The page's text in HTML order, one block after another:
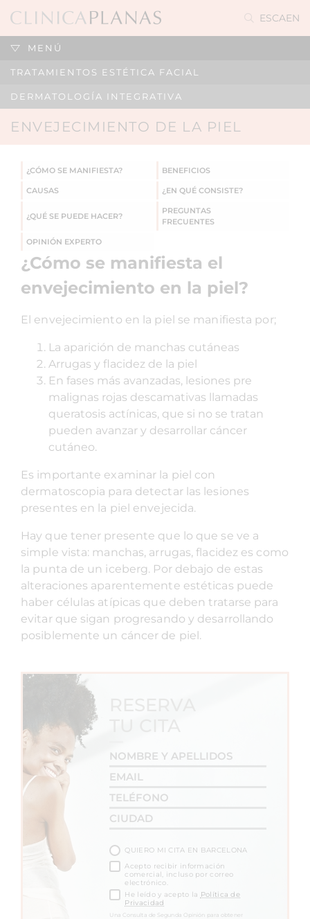
ESCAEN
MENÚ
TRATAMIENTOS ESTÉTICA FACIAL
DERMATOLOGÍA INTEGRATIVA
ENVEJECIMIENTO DE LA PIEL
¿CÓMO SE MANIFIESTA? BENEFICIOS
CAUSAS ¿EN QUÉ CONSISTE?
¿QUÉ SE PUEDE HACER?
PREGUNTAS
FRECUENTES
OPINIÓN EXPERTO
¿Cómo se manifiesta el
envejecimiento en la piel?
El envejecimiento en la piel se manifiesta por;
La aparición de manchas cutáneas
Arrugas y flacidez de la piel
En fases más avanzadas, lesiones pre
malignas rojas descamativas llamadas
queratosis actínicas, que si no se tratan
pueden avanzar y desarrollar cáncer
cutáneo.
Es importante examinar la piel con
dermatoscopia para detectar las lesiones
presentes en la piel envejecida.
Hay que tener presente que lo que se ve a
simple vista: manchas, arrugas, flacidez es como
la punta de un iceberg. Por debajo de estas
alteraciones aparentemente estéticas puede
haber células atípicas que deben tratarse para
evitar que sigan progresando y desarrollando
posiblemente un cáncer de piel.
QUIERO MI CITA EN BARCELONA
Acepto recibir información
comercial, incluso por correo
electrónico.
He leído y acepto la Política de
Privacidad
Una Consulta de Segunda Opinión para obtener